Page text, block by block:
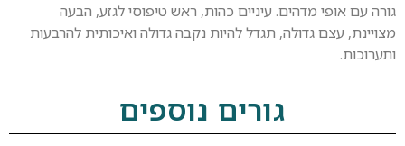
גורה עם אופי מדהים. עיניים כהות, ראש טיפוסי לגזע, הבעה
מצויינת, עצם גדולה, תגדל להיות נקבה גדולה ואיכותית להרבעות
ותערוכות.
גורים נוספים